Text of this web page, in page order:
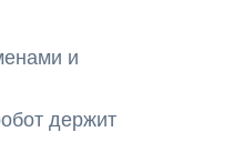
и
держит